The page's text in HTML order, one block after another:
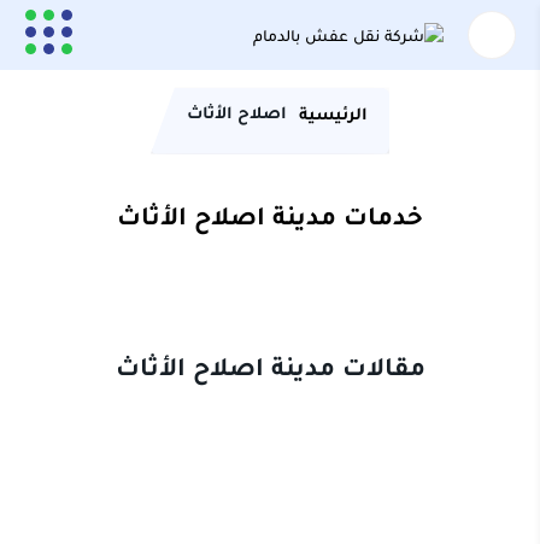
الرئيسية اصلاح الأثاث
خدمات مدينة اصلاح الأثاث
مقالات مدينة اصلاح الأثاث